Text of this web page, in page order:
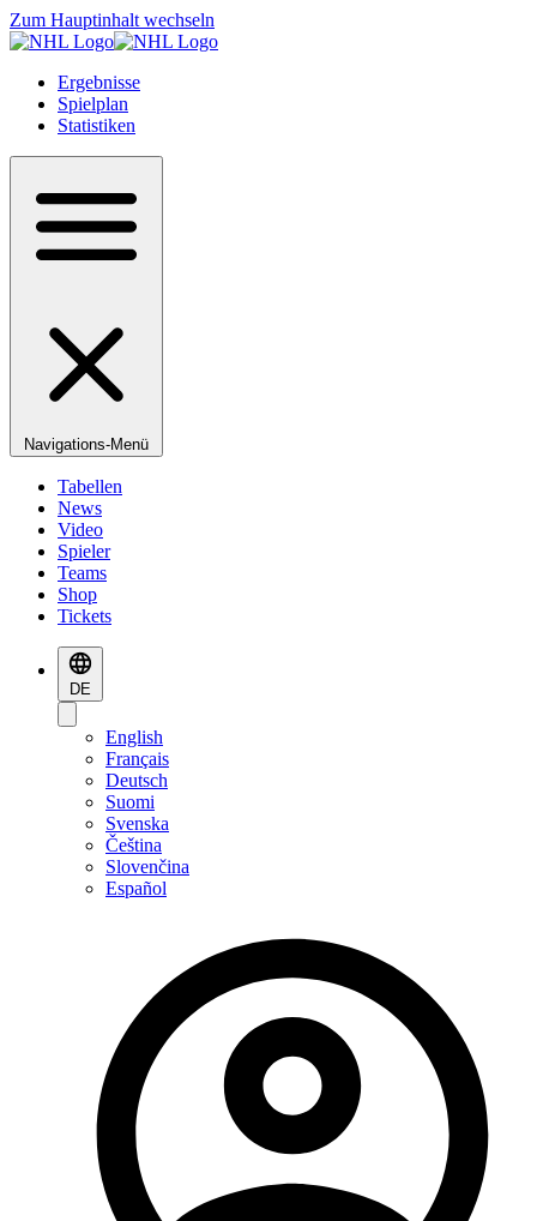
Zum Hauptinhalt wechseln
Ergebnisse
Spielplan
Statistiken
Navigations-Menü
Tabellen
News
Video
Spieler
Teams
Shop
Tickets
DE
English
Français
Deutsch
Suomi
Svenska
Čeština
Slovenčina
Español